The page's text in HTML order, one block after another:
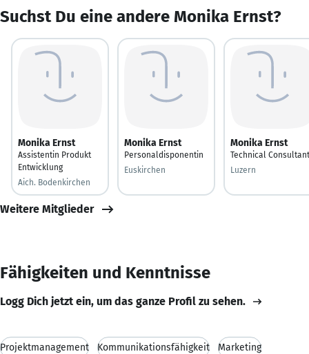
Suchst Du eine andere Monika Ernst?
Monika Ernst
Assistentin Produkt
Entwicklung
Aich. Bodenkirchen
Monika Ernst
Personaldisponentin
Euskirchen
Monika Ernst
Technical Consultant
Luzern
Weitere Mitglieder
Fähigkeiten und Kenntnisse
Logg Dich jetzt ein, um das ganze Profil zu sehen.
Projektmanagement Kommunikationsfähigkeit Marketing